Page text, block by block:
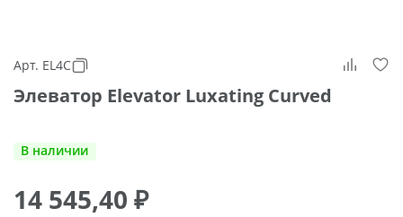
Арт. EL4C
Элеватор Elevator Luxating Curved
В наличии
14 545,40 ₽